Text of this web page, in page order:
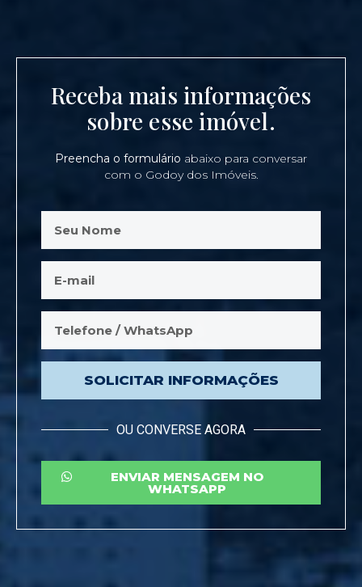
Receba mais informações
sobre esse imóvel.
Preencha o formulário abaixo para conversar
com o Godoy dos Imóveis.
SOLICITAR INFORMAÇÕES
OU CONVERSE AGORA
ENVIAR MENSAGEM NO
WHATSAPP